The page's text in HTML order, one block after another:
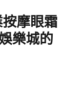
摩眼霜
樂城的